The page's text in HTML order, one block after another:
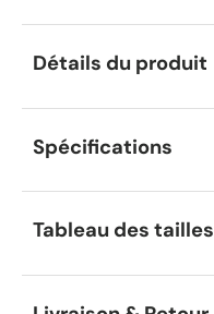
Détails du produit
Spécifications
Tableau des tailles